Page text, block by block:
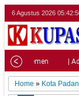
6 Agustus 2026
| Parlemen |
Home » Kota